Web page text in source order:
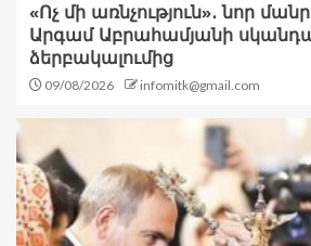
«Ոչ մի առնչություն»․ նոր
Արգամ Աբրահամյանի
ձերբակալումից
09/08/2026 infomitk@gmail.com